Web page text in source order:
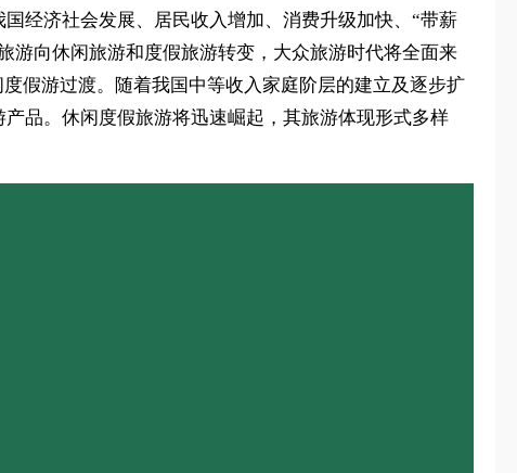
经济社会发展、居民收入增加、消费升级加快、“带薪
游向休闲旅游和度假旅游转变，大众旅游时代将全面来
假游过渡。随着我国中等收入家庭阶层的建立及逐步扩
品。休闲度假旅游将迅速崛起，其旅游体现形式多样